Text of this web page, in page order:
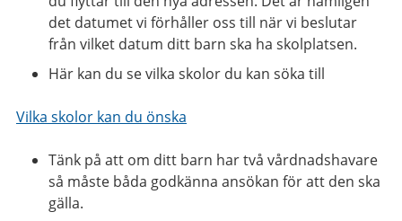
det datumet vi förhåller oss till när vi beslutar
från vilket datum ditt barn ska ha skolplatsen.
Här kan du se vilka skolor du kan söka till
Vilka skolor kan du önska
Tänk på att om ditt barn har två vårdnadshavare
så måste båda godkänna ansökan för att den ska
gälla.